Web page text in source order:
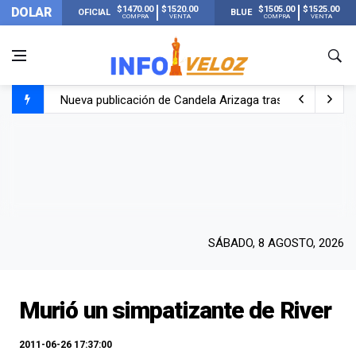
DOLAR OFICIAL $1470.00
COMPRA
$1520.00
VENTA BLUE $1505.00
COMPRA
$1525.00
VENTA
Nueva publicación de Candela Arizaga tras el
Un joven murió quemado por su novia en San Luis:
SÁBADO, 8 AGOSTO, 2026
Murió un simpatizante de River
2011-06-26 17:37:00